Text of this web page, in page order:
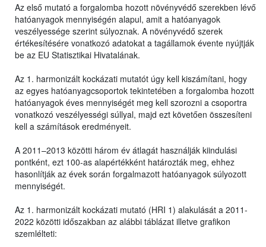
Az első mutató a forgalomba hozott növényvédő szerekben lévő
hatóanyagok mennyiségén alapul, amit a hatóanyagok
veszélyessége szerint súlyoznak. A növényvédő szerek
értékesítésére vonatkozó adatokat a tagállamok évente nyújtják
be az EU Statisztikai Hivatalának.
Az 1. harmonizált kockázati mutatót úgy kell kiszámítani, hogy
az egyes hatóanyagcsoportok tekintetében a forgalomba hozott
hatóanyagok éves mennyiségét meg kell szorozni a csoportra
vonatkozó veszélyességi súllyal, majd ezt követően összesíteni
kell a számítások eredményeit.
A 2011–2013 közötti három év átlagát használják kiindulási
pontként, ezt 100-as alapértékként határozták meg, ehhez
hasonlítják az évek során forgalmazott hatóanyagok súlyozott
mennyiségét.
Az 1. harmonizált kockázati mutató (HRI 1) alakulását a 2011-
2022 közötti időszakban az alábbi táblázat illetve grafikon
szemlélteti: